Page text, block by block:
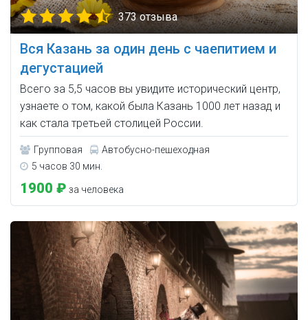
373 отзыва
Вся Казань за один день с чаепитием и
дегустацией
Всего за 5,5 часов вы увидите исторический центр,
узнаете о том, какой была Казань 1000 лет назад и
как стала третьей столицей России.
Групповая
Автобусно-пешеходная
5 часов 30 мин.
1900 ₽ за человека